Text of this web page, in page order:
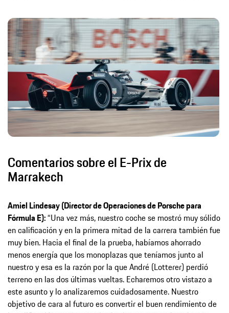
Comentarios sobre el E-Prix de
Marrakech
Amiel Lindesay (Director de Operaciones de Porsche para
Fórmula E):“Una vez más, nuestro coche se mostró muy sólido
en calificación y en la primera mitad de la carrera también fue
muy bien. Hacia el final de la prueba, habíamos ahorrado
menos energía que los monoplazas que teníamos junto al
nuestro y esa es la razón por la que André (Lotterer) perdió
terreno en las dos últimas vueltas. Echaremos otro vistazo a
este asunto y lo analizaremos cuidadosamente. Nuestro
objetivo de cara al futuro es convertir el buen rendimiento de